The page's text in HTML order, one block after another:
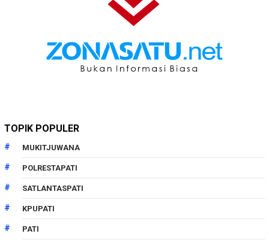
TOPIK POPULER
MUKITJUWANA
POLRESTAPATI
SATLANTASPATI
KPUPATI
PATI